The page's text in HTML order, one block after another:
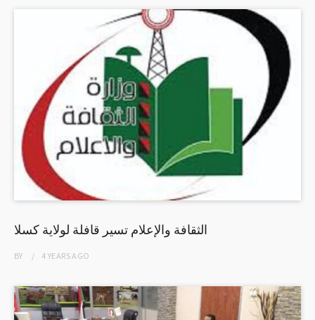
الثقافة والإعلام تسير قافلة لولاية كسلا
BY 4 YEARSAGO